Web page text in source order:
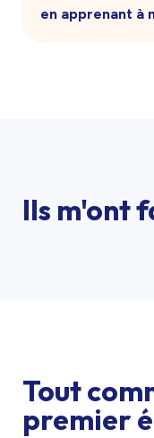
en apprenant à
Ils m'ont
Tout
premier